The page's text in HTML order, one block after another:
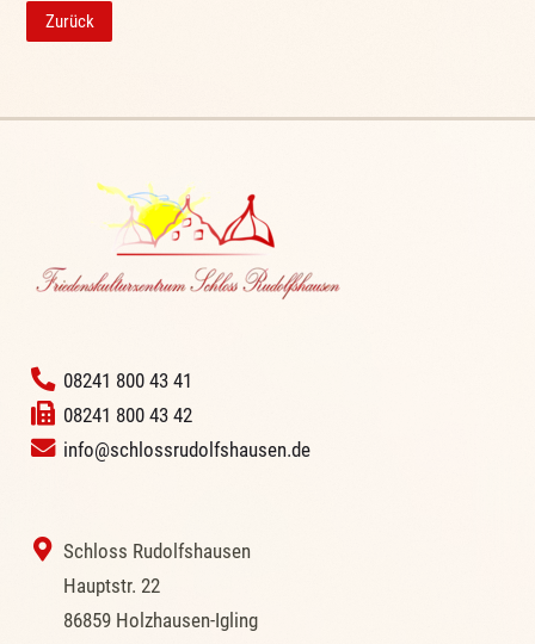
Zurück
08241 800 43 41
08241 800 43 42
info@schlossrudolfshausen.de
‭ Schloss Rudolfshausen
‭Hauptstr. 22
‭86859 Holzhausen-Igling